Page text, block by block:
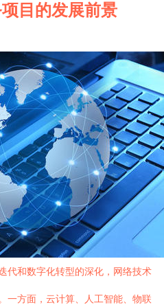
目的发展前景
代和数字化转型的深化，网络技术
一方面，云计算、人工智能、物联